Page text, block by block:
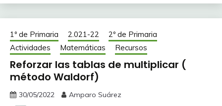
1º de Primaria 2.021-22
2º de Primaria
Actividades
Matemáticas Recursos
Reforzar las tablas de multiplicar (
método Waldorf)
30/05/2022 Amparo Suárez